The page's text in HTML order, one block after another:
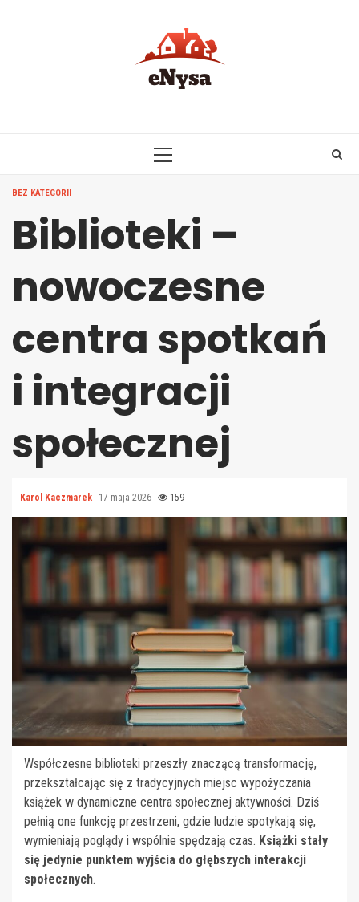
PRIMARY
BEZ KATEGORII
Biblioteki –
nowoczesne
centra spotkań
i integracji
społecznej
Karol Kaczmarek 17 maja 2026 159
Współczesne biblioteki przeszły znaczącą transformację,
przekształcając się z tradycyjnych miejsc wypożyczania
książek w dynamiczne centra społecznej aktywności. Dziś
pełnią one funkcję przestrzeni, gdzie ludzie spotykają się,
wymieniają poglądy i wspólnie spędzają czas. Książki stały
się jedynie punktem wyjścia do głębszych interakcji
społecznych.